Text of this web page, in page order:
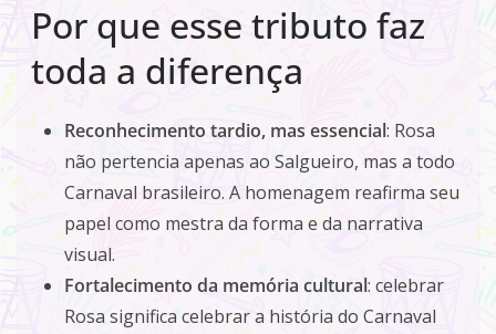
Por que esse tributo faz
toda a diferença
Reconhecimento tardio, mas essencial: Rosa
não pertencia apenas ao Salgueiro, mas a todo
Carnaval brasileiro. A homenagem reafirma seu
papel como mestra da forma e da narrativa
visual.
Fortalecimento da memória cultural: celebrar
Rosa significa celebrar a história do Carnaval